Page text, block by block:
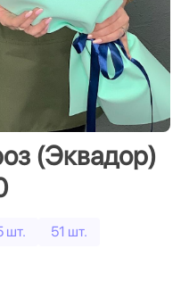
(Эквадор)
шт. 51 шт.